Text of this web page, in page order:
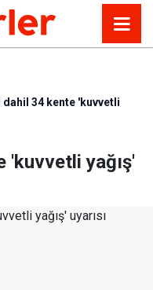
dahil 34 kente 'kuvvetli
'kuvvetli yağış'